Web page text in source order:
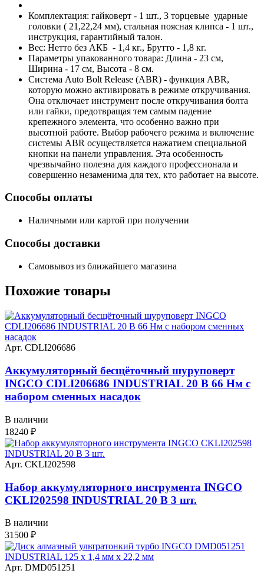
Комплектация: гайковерт - 1 шт., 3 торцевые ударные
головки ( 21,22,24 мм), стальная поясная клипса - 1 шт.,
инструкция, гарантийный талон.
Вес: Нетто без АКБ - 1,4 кг., Брутто - 1,8 кг.
Параметры упакованного товара: Длина - 23 см,
Ширина - 17 см, Высота - 8 см.
Система Auto Bolt Release (ABR) - функция ABR,
которую можно активировать в режиме откручивания.
Она отключает инструмент после откручивания болта
или гайки, предотвращая тем самым падение
крепежного элемента, что особенно важно при
высотной работе. Выбор рабочего режима и включение
системы ABR осуществляется нажатием специальной
кнопки на панели управления. Эта особенность
чрезвычайно полезна для каждого профессионала и
совершенно незаменима для тех, кто работает на высоте.
Способы оплаты
Наличными или картой при получении
Способы доставки
Самовывоз из ближайшего магазина
Похожие товары
Арт. CDLI206686
Аккумуляторный бесщёточный шуруповерт
INGCO CDLI206686 INDUSTRIAL 20 В 66 Нм с
набором сменных насадок
В наличии
18240 ₽
Арт. CKLI202598
Набор аккумуляторного инструмента INGCO
CKLI202598 INDUSTRIAL 20 В 3 шт.
В наличии
31500 ₽
Арт. DMD051251